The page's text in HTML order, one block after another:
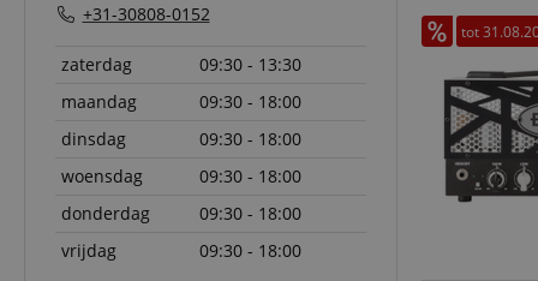
tot
+31-30808-0152
zaterdag
09:30 - 13:30
maandag
09:30 - 18:00
dinsdag
09:30 - 18:00
woensdag
09:30 - 18:00
donderdag
09:30 - 18:00
vrijdag
09:30 - 18:00
amazon-pay-
connectedAuth
session-token
sid_key